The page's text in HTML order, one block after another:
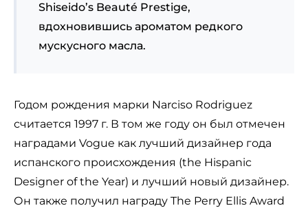
Shiseido’s Beauté Prestige,
вдохновившись ароматом редкого
мускусного масла.
Годом рождения марки Narciso Rodriguez
считается 1997 г. В том же году он был отмечен
наградами Vogue как лучший дизайнер года
испанского происхождения (the Hispanic
Designer of the Year) и лучший новый дизайнер.
Он также получил награду The Perry Ellis Award